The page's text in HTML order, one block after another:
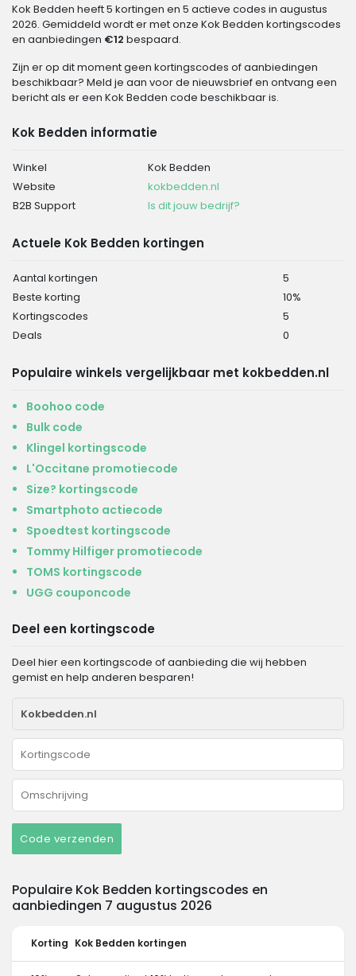
Kok Bedden heeft 5 kortingen en 5 actieve codes in augustus
2026. Gemiddeld wordt er met onze Kok Bedden kortingscodes
en aanbiedingen €12 bespaard.
Zijn er op dit moment geen kortingscodes of aanbiedingen
beschikbaar? Meld je aan voor de nieuwsbrief en ontvang een
bericht als er een Kok Bedden code beschikbaar is.
Kok Bedden informatie
Winkel
Kok Bedden
Website
kokbedden.nl
B2B Support
Is dit jouw bedrijf?
Actuele Kok Bedden kortingen
Aantal kortingen
5
Beste korting
10%
Kortingscodes
5
Deals
0
Populaire winkels vergelijkbaar met kokbedden.nl
Boohoo code
Bulk code
Klingel kortingscode
L'Occitane promotiecode
Size? kortingscode
Smartphoto actiecode
Spoedtest kortingscode
Tommy Hilfiger promotiecode
TOMS kortingscode
UGG couponcode
Deel een kortingscode
Deel hier een kortingscode of aanbieding die wij hebben
gemist en help anderen besparen!
Code verzenden
Populaire Kok Bedden kortingscodes en
aanbiedingen 7 augustus 2026
Korting Kok Bedden kortingen